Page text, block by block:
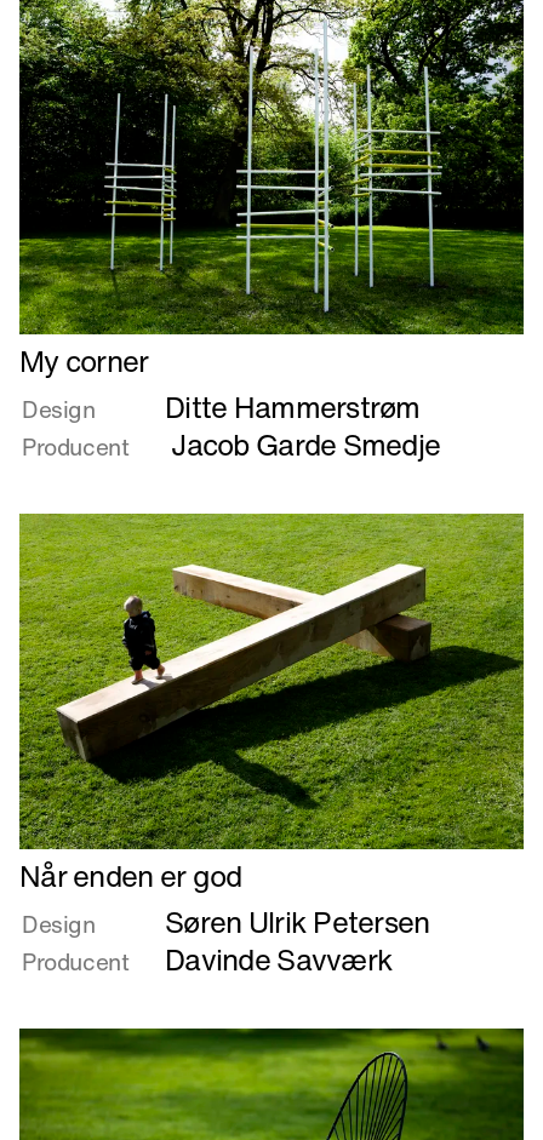
Læs
mere
om
My
corner
My corner
Design Ditte Hammerstrøm
Producent Jacob Garde Smedje
Læs
mere
om
Når
enden
god
Når enden er god
Design Søren Ulrik Petersen
Producent Davinde Savværk